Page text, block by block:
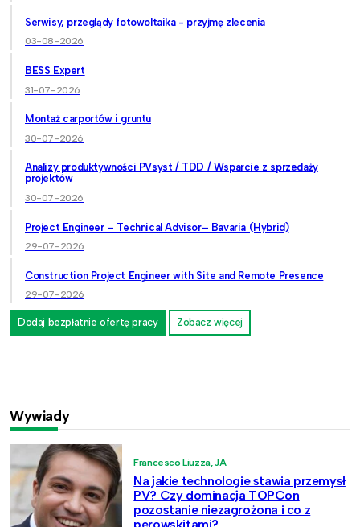
Serwisy, przeglądy fotowoltaika - przyjmę zlecenia
03-08-2026
BESS Expert
31-07-2026
Montaż carportów i gruntu
30-07-2026
Analizy produktywności PVsyst / TDD / Wsparcie z sprzedaży
projektów
30-07-2026
Project Engineer – Technical Advisor– Bavaria (Hybrid)
29-07-2026
Construction Project Engineer with Site and Remote Presence
29-07-2026
Dodaj bezpłatnie ofertę pracy Zobacz więcej
Wywiady
Francesco Liuzza, JA
Na jakie technologie stawia przemysł
PV? Czy dominacja TOPCon
pozostanie niezagrożona i co z
perowskitami?